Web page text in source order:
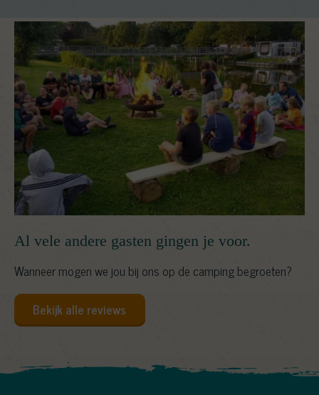
Al vele andere gasten gingen je voor.
Wanneer mogen we jou bij ons op de camping begroeten?
Bekijk alle reviews